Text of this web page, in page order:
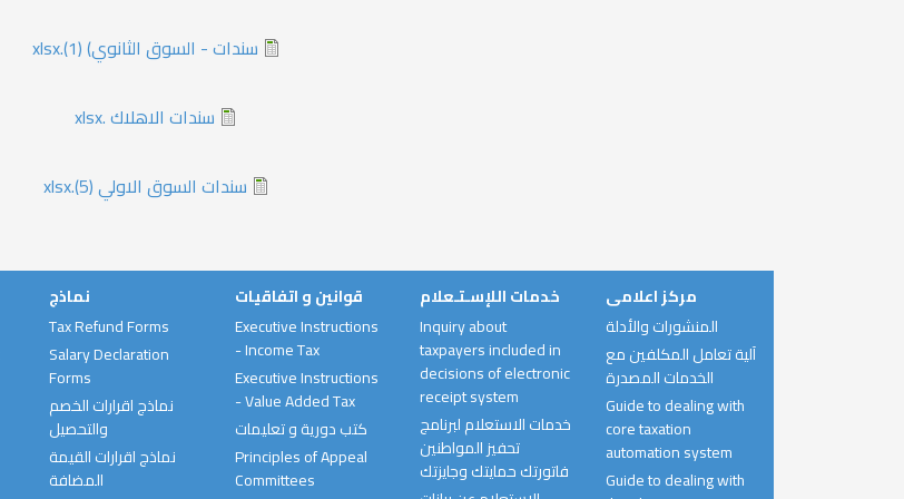
سندات - السوق الثانوي) (1).xlsx
سندات الاهلاك .xlsx
سندات السوق الاولي (5).xlsx
نماذج
Tax Refund Forms
Salary Declaration
Forms
نماذج اقرارات الخصم
والتحصيل
نماذج اقرارات القيمة
المضافة
قوانين و اتفاقيات
Executive Instructions
- Income Tax
Executive Instructions
- Value Added Tax
كتب دورية و تعليمات
Principles of Appeal
Committees
خدمات اللإسـتـعلام
Inquiry about
taxpayers included in
decisions of electronic
receipt system
خدمات الاستعلام لبرنامج
تحفيز المواطنين
فاتورتك حمايتك وجايزتك
مركز اعلامى
المنشورات والأدلة
آلية تعامل المكلفين مع
الخدمات المصدرة
Guide to dealing with
core taxation
automation system
Guide to dealing with